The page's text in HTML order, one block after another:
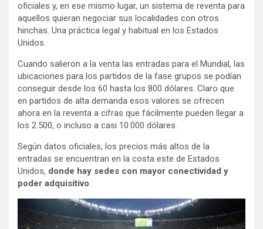
oficiales y, en ese mismo lugar, un sistema de reventa para
aquellos quieran negociar sus localidades con otros
hinchas. Una práctica legal y habitual en los Estados
Unidos.
Cuando salieron a la venta las entradas para el Mundial, las
ubicaciones para los partidos de la fase grupos se podían
conseguir desde los 60 hasta los 800 dólares. Claro que
en partidos de alta demanda esos valores se ofrecen
ahora en la reventa a cifras que fácilmente pueden llegar a
los 2.500, o incluso a casi 10.000 dólares.
Según datos oficiales, los precios más altos de la
entradas se encuentran en la costa este de Estados
Unidos, donde hay sedes con mayor conectividad y
poder adquisitivo.